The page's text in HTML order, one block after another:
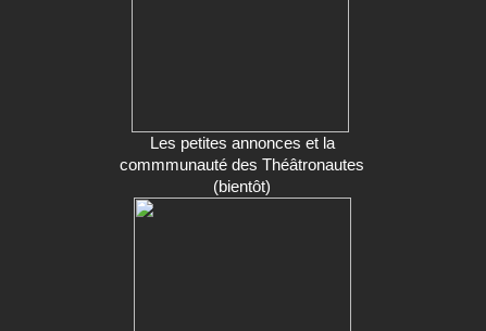
Les petites annonces et la
commmunauté des Théâtronautes
(bientôt)